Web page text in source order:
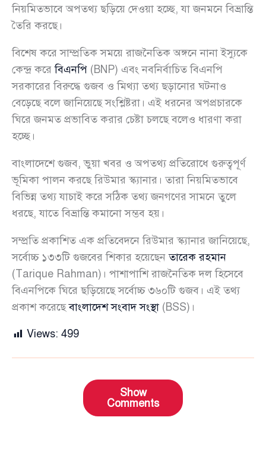
নিয়মিতভাবে অপতথ্য ছড়িয়ে দেওয়া হচ্ছে, যা জনমনে বিভ্রান্তি
তৈরি করছে।
বিশেষ করে সাম্প্রতিক সময়ে রাজনৈতিক অঙ্গনে নানা ইস্যুকে
কেন্দ্র করেবিএনপি (BNP) এবং নবনির্বাচিত বিএনপি
সরকারের বিরুদ্ধে গুজব ও মিথ্যা তথ্য ছড়ানোর ঘটনাও
বেড়েছে বলে জানিয়েছে সংশ্লিষ্টরা। এই ধরনের অপপ্রচারকে
ঘিরে জনমত প্রভাবিত করার চেষ্টা চলছে বলেও ধারণা করা
হচ্ছে।
বাংলাদেশে গুজব, ভুয়া খবর ও অপতথ্য প্রতিরোধে গুরুত্বপূর্ণ
ভূমিকা পালন করছে রিউমার স্ক্যানার। তারা নিয়মিতভাবে
বিভিন্ন তথ্য যাচাই করে সঠিক তথ্য জনগণের সামনে তুলে
ধরছে, যাতে বিভ্রান্তি কমানো সম্ভব হয়।
সম্প্রতি প্রকাশিত এক প্রতিবেদনে রিউমার স্ক্যানার জানিয়েছে,
সর্বোচ্চ ১৩৩টি গুজবের শিকার হয়েছেনতারেক রহমান
(Tarique Rahman)। পাশাপাশি রাজনৈতিক দল হিসেবে
বিএনপিকে ঘিরে ছড়িয়েছে সর্বোচ্চ ৩৬০টি গুজব। এই তথ্য
প্রকাশ করেছেবাংলাদেশ সংবাদ সংস্থা (BSS)।
Views: 499
Show
Comments